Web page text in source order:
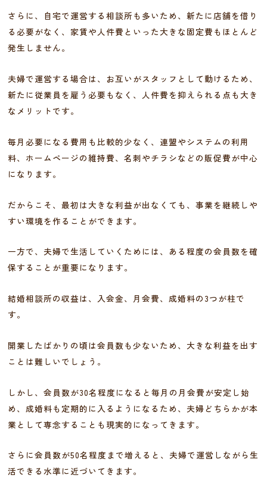
さらに、自宅で運営する相談所も多いため、新たに店舗を借り
る必要がなく、家賃や人件費といった大きな固定費もほとんど
発生しません。
夫婦で運営する場合は、お互いがスタッフとして動けるため、
新たに従業員を雇う必要もなく、人件費を抑えられる点も大き
なメリットです。
毎月必要になる費用も比較的少なく、連盟やシステムの利用
料、ホームページの維持費、名刺やチラシなどの販促費が中心
になります。
だからこそ、最初は大きな利益が出なくても、事業を継続しや
すい環境を作ることができます。
一方で、夫婦で生活していくためには、ある程度の会員数を確
保することが重要になります。
結婚相談所の収益は、入会金、月会費、成婚料の3つが柱で
す。
開業したばかりの頃は会員数も少ないため、大きな利益を出す
ことは難しいでしょう。
しかし、会員数が30名程度になると毎月の月会費が安定し始
め、成婚料も定期的に入るようになるため、夫婦どちらかが本
業として専念することも現実的になってきます。
さらに会員数が50名程度まで増えると、夫婦で運営しながら生
活できる水準に近づいてきます。